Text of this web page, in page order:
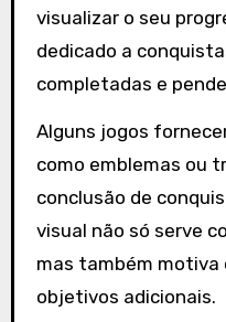
visualizar o seu
dedicado a
completadas e
Alguns jogos
como emblemas ou
conclusão de
visual não só serve
mas também motiva
objetivos adicionais.